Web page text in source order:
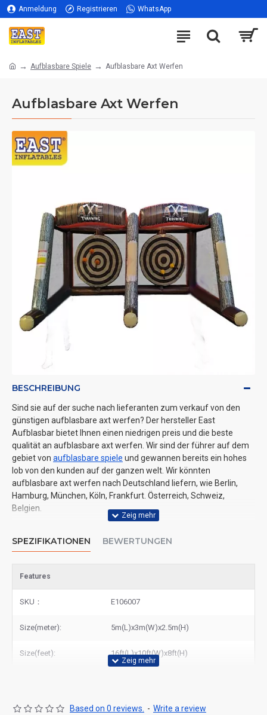
Anmeldung Registrieren WhatsApp
Aufblasbare Spiele Aufblasbare Axt Werfen
Aufblasbare Axt Werfen
BESCHREIBUNG
Sind sie auf der suche nach lieferanten zum verkauf von den
günstigen aufblasbare axt werfen? Der hersteller East
Aufblasbar bietet Ihnen einen niedrigen preis und die beste
qualität an aufblasbare axt werfen. Wir sind der führer auf dem
gebiet von aufblasbare spiele und gewannen bereits ein hohes
lob von den kunden auf der ganzen welt. Wir könnten
aufblasbare axt werfen nach Deutschland liefern, wie Berlin,
Hamburg, München, Köln, Frankfurt. Österreich, Schweiz,
Belgien.
SPEZIFIKATIONEN BEWERTUNGEN
Features
SKU： E106007
Size(meter): 5m(L)x3m(W)x2.5m(H)
Size(feet): 16ft(L)x10ft(W)x8ft(H)
Based on 0 reviews. - Write a review